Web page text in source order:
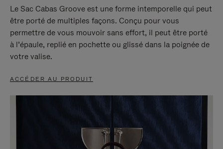
Le Sac Cabas Groove est une forme intemporelle qui peut
être porté de multiples façons. Conçu pour vous
permettre de vous mouvoir sans effort, il peut être porté
à l’épaule, replié en pochette ou glissé dans la poignée de
votre valise.
ACCÉDER AU PRODUIT